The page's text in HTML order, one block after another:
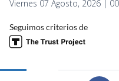
Viernes 07 Agosto, 2026 |
Seguimos criterios de